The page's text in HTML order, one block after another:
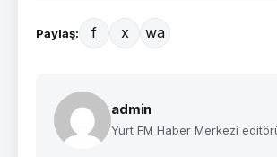
Paylaş: f x wa
admin
Yurt FM Haber Merkezi